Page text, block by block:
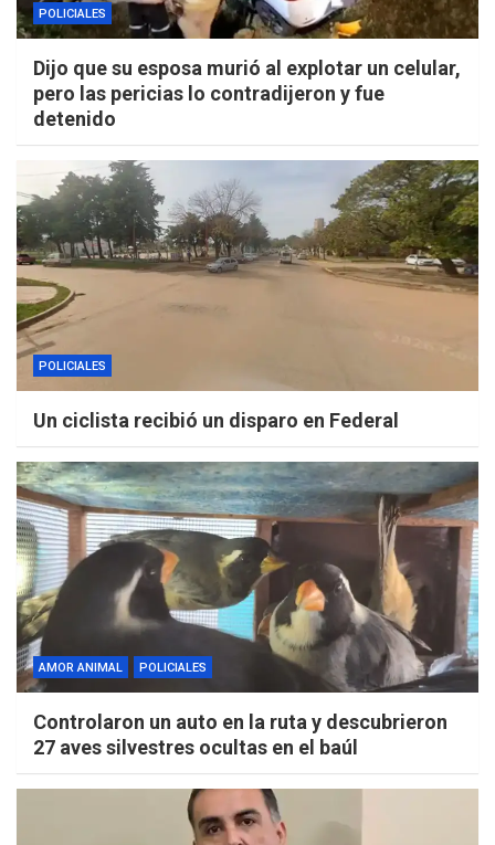
POLICIALES
Dijo que su esposa murió al explotar un celular,
pero las pericias lo contradijeron y fue
detenido
POLICIALES
Un ciclista recibió un disparo en Federal
AMOR ANIMAL POLICIALES
Controlaron un auto en la ruta y descubrieron
27 aves silvestres ocultas en el baúl